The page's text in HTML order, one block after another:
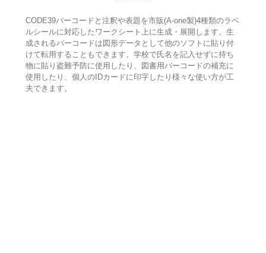
CODE39バーコードと注釈や表題を市販(A-one製)4種類のラベ
ルシールに対応したワークシート上に生成・展開します。生
成されるバーコードは図形データとして他のソフトに貼り付
けて転用することもできます。学校で氏名を記入せずに持ち
物に貼り盗難予防に使用したり、図書用バーコードの補充に
使用したり、個人のIDカードに印字したり様々な使い方が工
夫できます。